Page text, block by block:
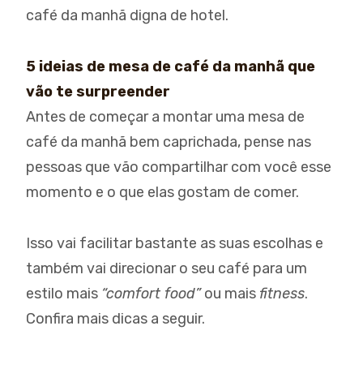
café da manhã digna de hotel.
5 ideias de mesa de café da manhã que
vão te surpreender
Antes de começar a montar uma mesa de
café da manhã bem caprichada, pense nas
pessoas que vão compartilhar com você esse
momento e o que elas gostam de comer.
Isso vai facilitar bastante as suas escolhas e
também vai direcionar o seu café para um
estilo mais “comfort food”ou mais fitness.
Confira mais dicas a seguir.